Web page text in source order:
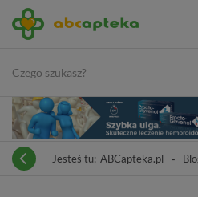
Jesteś tu: ABCapteka.pl